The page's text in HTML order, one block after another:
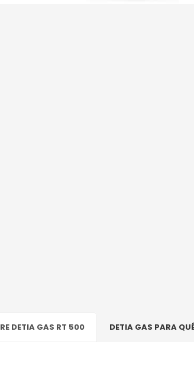
DETIA GAS RT 500 DETIA GAS PARA